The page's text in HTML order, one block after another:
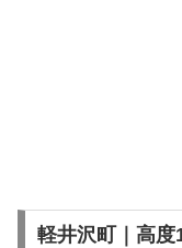
軽井沢町｜高度